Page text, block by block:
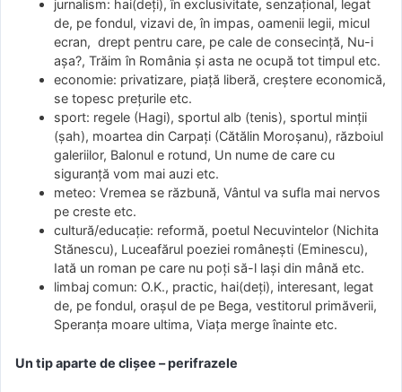
jurnalism: hai(deți), în exclusivitate, senzațional, legat
de, pe fondul, vizavi de, în impas, oamenii legii, micul
ecran, drept pentru care, pe cale de consecință, Nu-i
așa?, Trăim în România și asta ne ocupă tot timpul etc.
economie: privatizare, piață liberă, creștere economică,
se topesc prețurile etc.
sport: regele (Hagi), sportul alb (tenis), sportul minții
(șah), moartea din Carpați (Cătălin Moroșanu), războiul
galeriilor, Balonul e rotund, Un nume de care cu
siguranță vom mai auzi etc.
meteo: Vremea se răzbună, Vântul va sufla mai nervos
pe creste etc.
cultură/educație: reformă, poetul Necuvintelor (Nichita
Stănescu), Luceafărul poeziei românești (Eminescu),
Iată un roman pe care nu poți să-l lași din mână etc.
limbaj comun: O.K., practic, hai(deți), interesant, legat
de, pe fondul, orașul de pe Bega, vestitorul primăverii,
Speranța moare ultima, Viața merge înainte etc.
Un tip aparte de clișee – perifrazele